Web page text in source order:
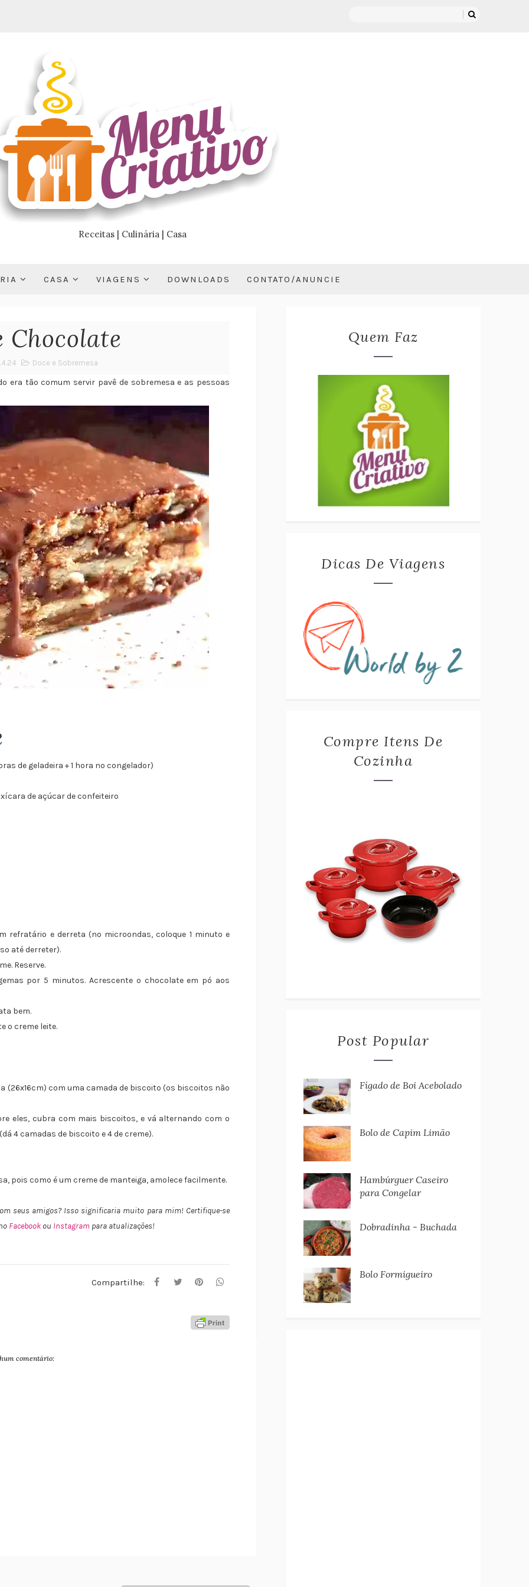
Receitas | Culinária | Casa
CASA VIAGENS DOWNLOADS CONTATO/ANUNCIE
Chocolate
Doce e Sobremesa
era tão comum servir pavê de sobremesa e as pessoas
de geladeira + 1 hora no congelador)
de açúcar de confeiteiro
refratário e derreta (no microondas, coloque 1 minuto e
até derreter).
Reserve.
por 5 minutos. Acrescente o chocolate em pó aos
bem.
o creme leite.
(26x16cm) com uma camada de biscoito (os biscoitos não
eles, cubra com mais biscoitos, e vá alternando com o
4 camadas de biscoito e 4 de creme).
pois como é um creme de manteiga, amolece facilmente.
seus amigos? Isso significaria muito para mim! Certifique-se
Facebook ou Instagram para atualizações!
Compartilhe:
comentário:
Quem Faz
Dicas De Viagens
Compre Itens De
Cozinha
Post Popular
Fígado de Boi Acebolado
Bolo de Capim Limão
Hambúrguer Caseiro
para Congelar
Dobradinha - Buchada
Bolo Formigueiro